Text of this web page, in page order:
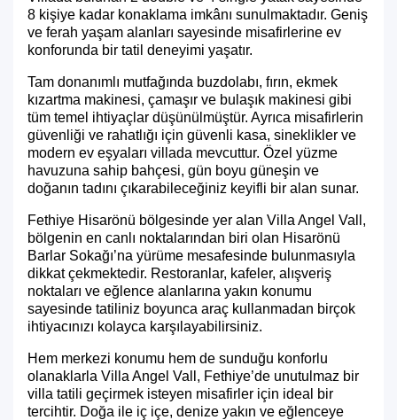
8 kişiye kadar konaklama imkânı sunulmaktadır. Geniş
ve ferah yaşam alanları sayesinde misafirlerine ev
konforunda bir tatil deneyimi yaşatır.
Tam donanımlı mutfağında buzdolabı, fırın, ekmek
kızartma makinesi, çamaşır ve bulaşık makinesi gibi
tüm temel ihtiyaçlar düşünülmüştür. Ayrıca misafirlerin
güvenliği ve rahatlığı için güvenli kasa, sineklikler ve
modern ev eşyaları villada mevcuttur. Özel yüzme
havuzuna sahip bahçesi, gün boyu güneşin ve
doğanın tadını çıkarabileceğiniz keyifli bir alan sunar.
Fethiye Hisarönü bölgesinde yer alan Villa Angel Vall,
bölgenin en canlı noktalarından biri olan Hisarönü
Barlar Sokağı’na yürüme mesafesinde bulunmasıyla
dikkat çekmektedir. Restoranlar, kafeler, alışveriş
noktaları ve eğlence alanlarına yakın konumu
sayesinde tatiliniz boyunca araç kullanmadan birçok
ihtiyacınızı kolayca karşılayabilirsiniz.
Hem merkezi konumu hem de sunduğu konforlu
olanaklarla Villa Angel Vall, Fethiye’de unutulmaz bir
villa tatili geçirmek isteyen misafirler için ideal bir
tercihtir. Doğa ile iç içe, denize yakın ve eğlenceye